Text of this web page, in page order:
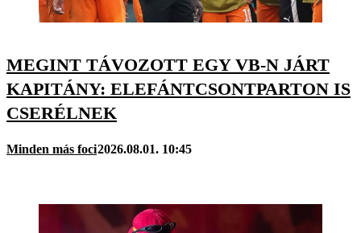
MEGINT TÁVOZOTT EGY VB-N JÁRT
KAPITÁNY: ELEFÁNTCSONTPARTON IS
CSERÉLNEK
Minden más foci2026.08.01. 10:45